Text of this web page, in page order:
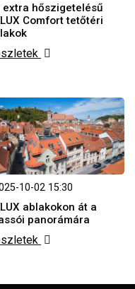
extra hőszigetelésű
Comfort tetőtéri
10-02 15:30
ablakokon át a
panorámára